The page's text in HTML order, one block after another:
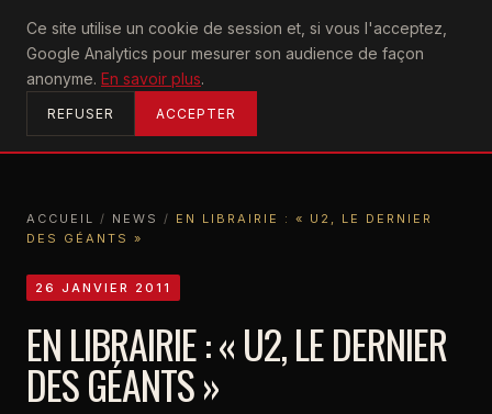
Ce site utilise un cookie de session et, si vous l'acceptez,
Google Analytics pour mesurer son audience de façon
anonyme. En savoir plus.
REFUSER ACCEPTER
U2achtung
ACCUEIL
ACCUEIL / NEWS / EN LIBRAIRIE : « U2, LE DERNIER
DES GÉANTS »
26 JANVIER 2011
EN LIBRAIRIE : « U2, LE DERNIER
DES GÉANTS »